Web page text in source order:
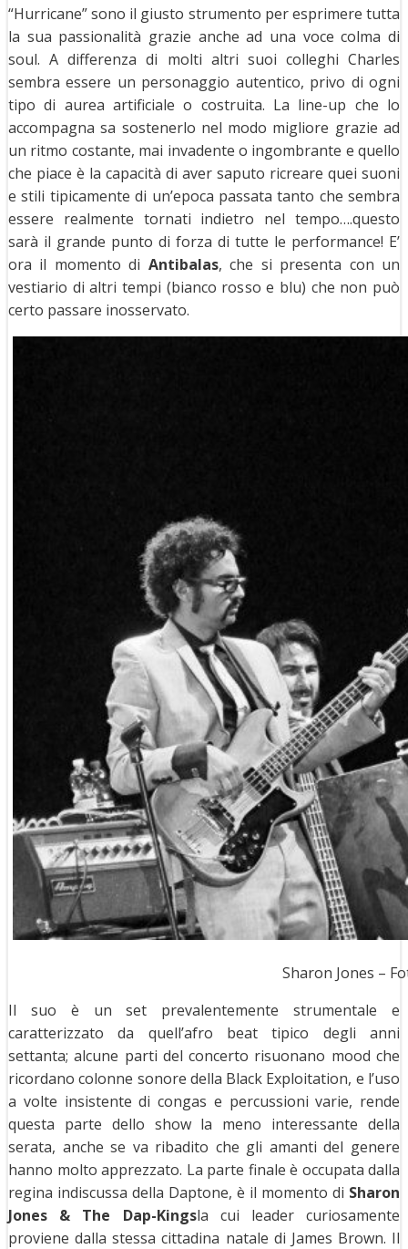
“Hurricane” sono il giusto strumento per esprimere tutta
la sua passionalità grazie anche ad una voce colma di
soul. A differenza di molti altri suoi colleghi Charles
sembra essere un personaggio autentico, privo di ogni
tipo di aurea artificiale o costruita. La line-up che lo
accompagna sa sostenerlo nel modo migliore grazie ad
un ritmo costante, mai invadente o ingombrante e quello
che piace è la capacità di aver saputo ricreare quei suoni
e stili tipicamente di un’epoca passata tanto che sembra
essere realmente tornati indietro nel tempo….questo
sarà il grande punto di forza di tutte le performance! E’
ora il momento di Antibalas, che si presenta con un
vestiario di altri tempi (bianco rosso e blu) che non può
certo passare inosservato.
Sharon Jones –
Il suo è un set prevalentemente strumentale e
caratterizzato da quell’afro beat tipico degli anni
settanta; alcune parti del concerto risuonano mood che
ricordano colonne sonore della Black Exploitation, e l’uso
a volte insistente di congas e percussioni varie, rende
questa parte dello show la meno interessante della
serata, anche se va ribadito che gli amanti del genere
hanno molto apprezzato. La parte finale è occupata dalla
regina indiscussa della Daptone, è il momento di Sharon
Jones & The Dap-Kingsla cui leader curiosamente
proviene dalla stessa cittadina natale di James Brown. Il